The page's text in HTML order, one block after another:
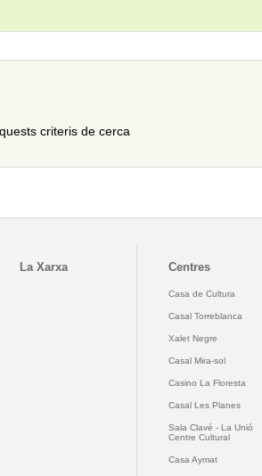
criteris de cerca
La Xarxa Centres
Casa de Cultura
Casal Torreblanca
Xalet Negre
Casal Mira-sol
Casino La Floresta
Casal Les Planes
Sala Clavé - La Unió
Centre Cultural
Casa Aymat